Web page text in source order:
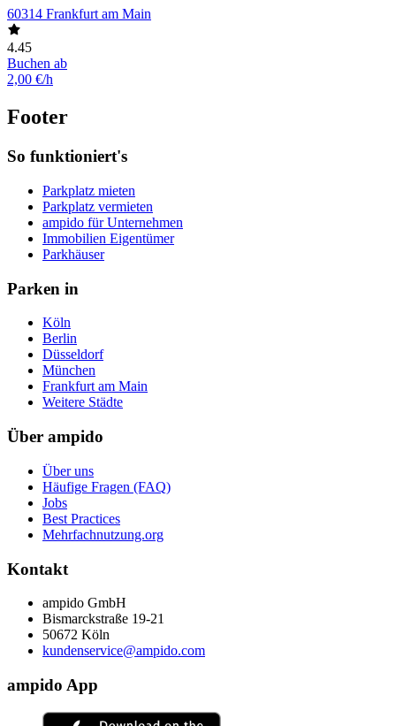
60314 Frankfurt am Main
4.45
Buchen ab
2,00 €/h
Footer
So funktioniert's
Parkplatz mieten
Parkplatz vermieten
ampido für Unternehmen
Immobilien Eigentümer
Parkhäuser
Parken in
Köln
Berlin
Düsseldorf
München
Frankfurt am Main
Weitere Städte
Über ampido
Über uns
Häufige Fragen (FAQ)
Jobs
Best Practices
Mehrfachnutzung.org
Kontakt
ampido GmbH
Bismarckstraße 19-21
50672 Köln
kundenservice@ampido.com
ampido App